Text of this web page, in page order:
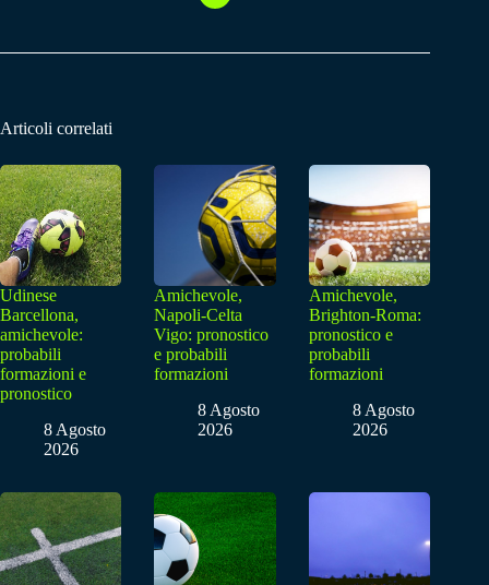
Articoli correlati
Udinese
Barcellona,
amichevole:
probabili
formazioni e
pronostico
8 Agosto
2026
Amichevole,
Napoli-Celta
Vigo: pronostico
e probabili
formazioni
8 Agosto
2026
Amichevole,
Brighton-Roma:
pronostico e
probabili
formazioni
8 Agosto
2026